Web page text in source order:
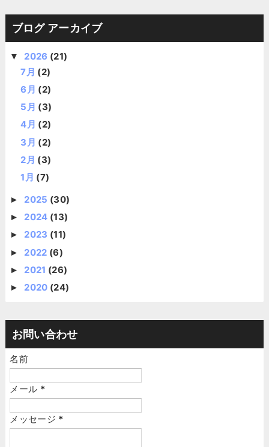
ブログ アーカイブ
▼ 2026 (21)
7月 (2)
6月 (2)
5月 (3)
4月 (2)
3月 (2)
2月 (3)
1月 (7)
► 2025 (30)
► 2024 (13)
► 2023 (11)
► 2022 (6)
► 2021 (26)
► 2020 (24)
お問い合わせ
名前
メール *
メッセージ *